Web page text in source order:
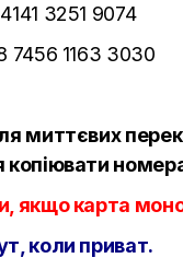
3251 9074
7456 1163 3030
миттєвих
копіювати
якщо карта
коли приват.